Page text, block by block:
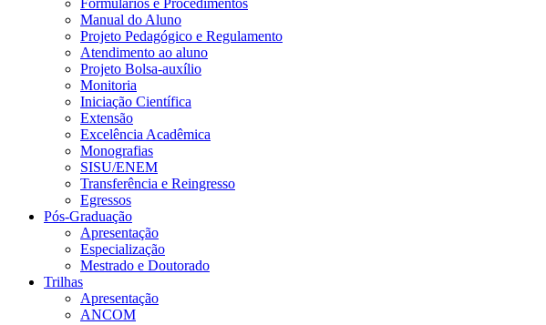
Manual do Aluno
Projeto Pedagógico e Regulamento
Atendimento ao aluno
Projeto Bolsa-auxílio
Monitoria
Iniciação Científica
Extensão
Excelência Acadêmica
Monografias
SISU/ENEM
Transferência e Reingresso
Egressos
Pós-Graduação
Apresentação
Especialização
Mestrado e Doutorado
Trilhas
Apresentação
ANCOM